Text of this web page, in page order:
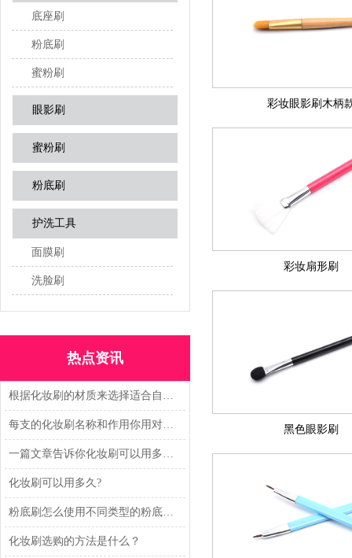
底座刷
粉底刷
蜜粉刷
眼影刷
蜜粉刷
粉底刷
护洗工具
面膜刷
洗脸刷
热点资讯
根据化妆刷的材质来选择适合自己的
每支的化妆刷名称和作用你用对了吗？
一篇文章告诉你化妆刷可以用多久?
化妆刷可以用多久?
粉底刷怎么使用不同类型的粉底刷又怎么用法
化妆刷选购的方法是什么？
彩妆眼影刷木柄
彩妆扇形刷
黑色眼影刷